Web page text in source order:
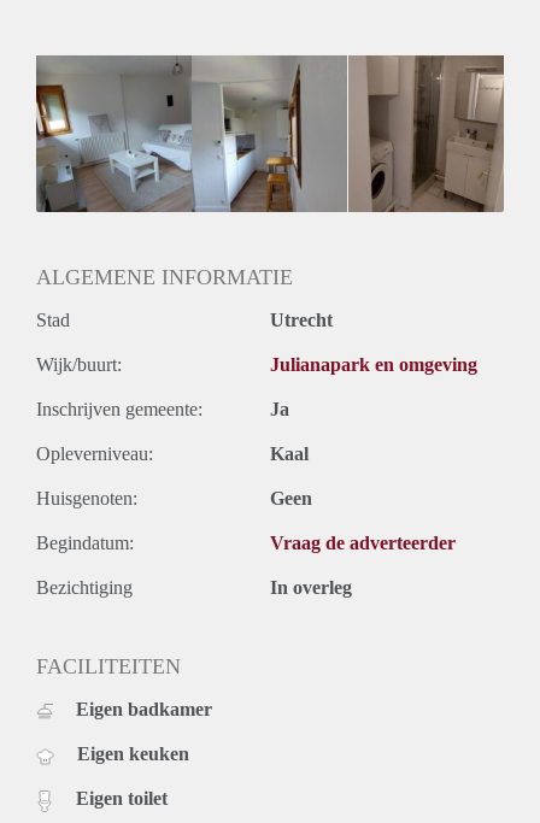
Huurtoeslag
Niet mogelijk
Inkomen eis
2,5 X Maandhuur Bruto
Huurtermijn
Onbepaalde termijn
ALGEMENE INFORMATIE
Stad Utrecht
Wijk/buurt: Julianapark en omgeving
Inschrijven gemeente: Ja
Opleverniveau: Kaal
Huisgenoten: Geen
Begindatum: Vraag de adverteerder
Bezichtiging In overleg
FACILITEITEN
Eigen badkamer
Eigen keuken
Eigen toilet